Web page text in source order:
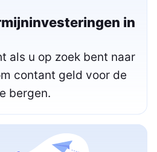
in
als u op zoek bent naar
contant geld voor de
bergen.